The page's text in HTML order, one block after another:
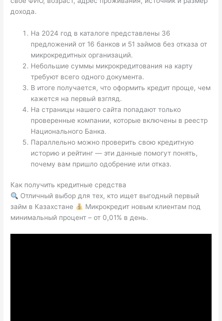
дохода.
На 2024 год в каталоге представлены 36
предложений от 16 банков и 51 займов без отказа от
микрокредитных организаций.
Небольшие суммы микрокредитования на карту
требуют всего одного документа.
В итоге получается, что оформить кредит проще, чем
кажется на первый взгляд.
На страницы нашего сайта попадают только
проверенные компании, которые включены в реестр
Национального Банка.
Параллельно можно проверить свою кредитную
историю и рейтинг — эти данные помогут понять,
почему вам пришло одобрение или отказ.
Как получить кредитные средства
Отличный выбор для тех, кто ищет выгодный первый
займ в Казахстане
Микрокредит новым клиентам под
минимальный процент – от 0,01% в день.